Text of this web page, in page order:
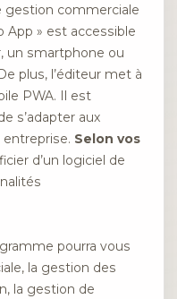
gestion commerciale
App » est accessible
un smartphone ou
plus, l’éditeur met à
PWA. Il est
s’adapter aux
Selon vos
d’un logiciel de
pourra vous
la gestion des
la gestion de